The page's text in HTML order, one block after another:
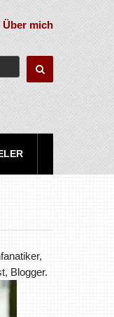
Über mich
Blogger.